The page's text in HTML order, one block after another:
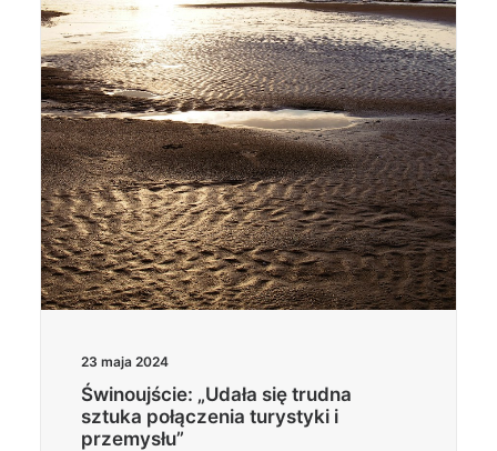
Wyszukiwanie
23 maja 2024
Świnoujście: „Udała się trudna
sztuka połączenia turystyki i
przemysłu”